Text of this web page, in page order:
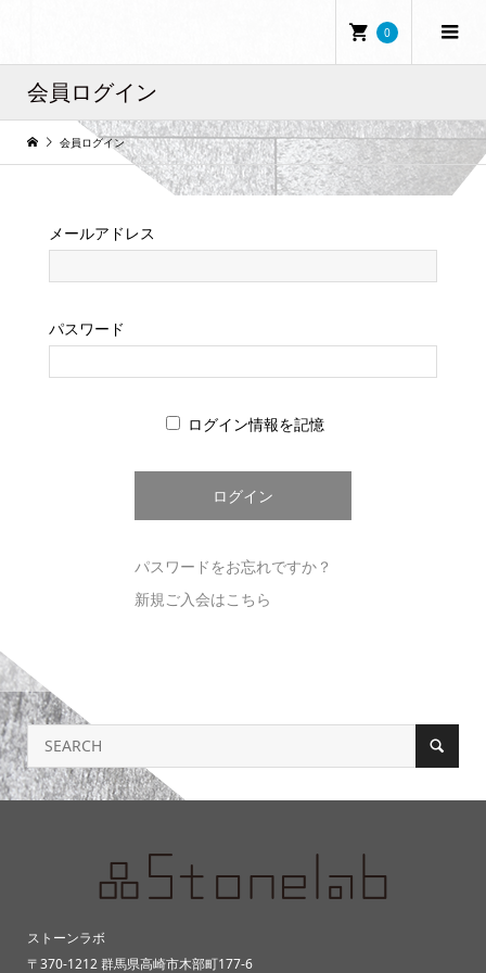
0
会員ログイン
会員ログイン
メールアドレス
パスワード
ログイン情報を記憶
パスワードをお忘れですか？
新規ご入会はこちら
ストーンラボ
〒370-1212 群馬県高崎市木部町177-6